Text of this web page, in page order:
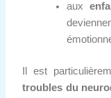
aux
Il est
troubles du